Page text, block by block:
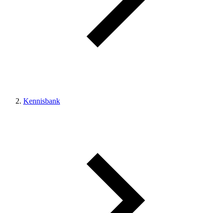
Kennisbank